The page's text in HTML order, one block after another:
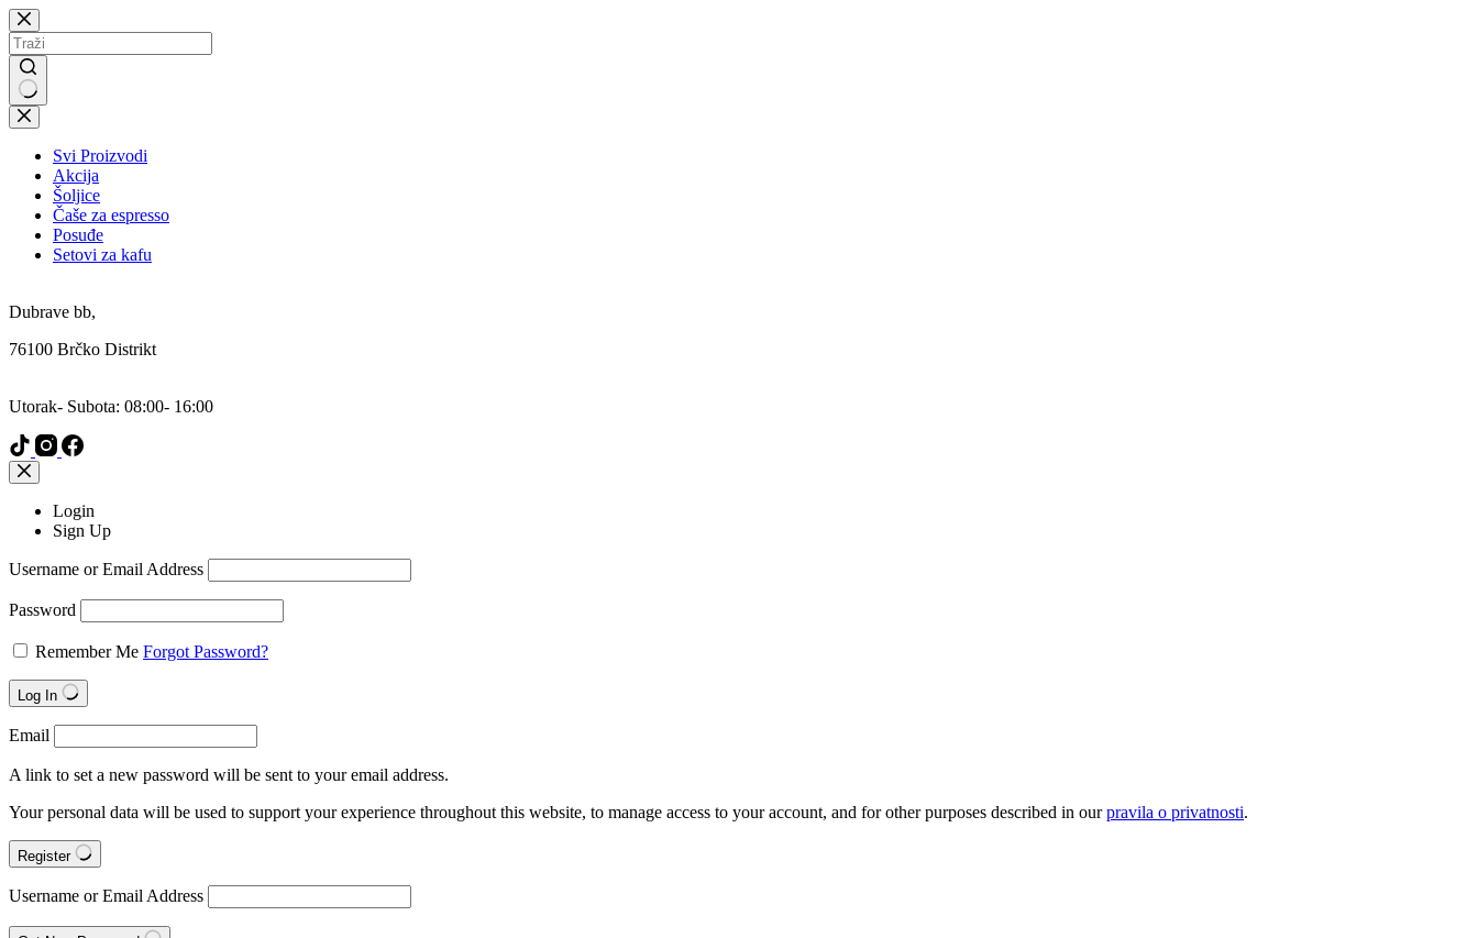
Skip
to
content
No
results
Svi Proizvodi
Akcija
Šoljice
Čaše za espresso
Posuđe
Setovi za kafu
Dubrave bb,
76100 Brčko Distrikt
Utorak- Subota: 08:00- 16:00
Login
Sign Up
Username or Email Address
Password
Remember Me Forgot Password?
Log In
Email
A link to set a new password will be sent to your email address.
Your personal data will be used to support your experience throughout this website, to manage access to your account, and for other purposes described in ourpravila o privatnosti.
Register
Username or Email Address